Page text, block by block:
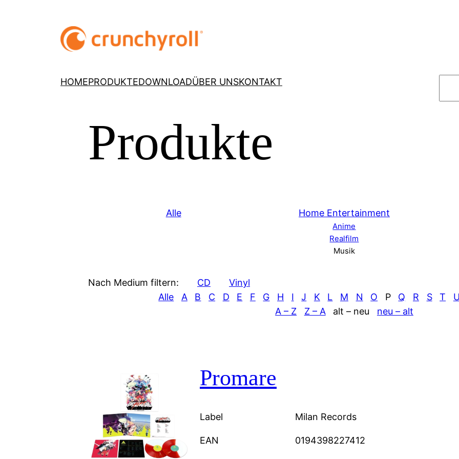
HOMEPRODUKTEDOWNLOADÜBER UNSKONTAKT
Produkte
Alle Home Entertainment
Anime
Realfilm
Musik
Nach Medium filtern: CD
Vinyl
Alle
A B C D E F G H I J K L M N O P Q R S T U
A – Z
Z – A alt – neu neu – alt
Promare
Label Milan Records
EAN 0194398227412